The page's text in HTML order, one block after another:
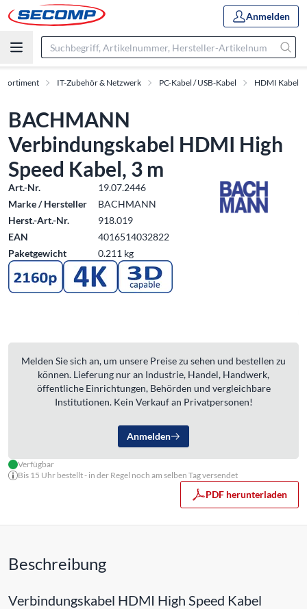
Anmelden
Sortiment IT-Zubehör & Netzwerk PC-Kabel / USB-Kabel HDMI Kabel
BACHMANN
Verbindungskabel HDMI High
Speed Kabel, 3 m
Art.-Nr.
19.07.2446
Marke / Hersteller
BACHMANN
Herst.-Art.-Nr.
918.019
EAN
4016514032822
Paketgewicht
0.211 kg
Melden Sie sich an, um unsere Preise zu sehen und bestellen zu
können. Lieferung nur an Industrie, Handel, Handwerk,
öffentliche Einrichtungen, Behörden und vergleichbare
Institutionen. Kein Verkauf an Privatpersonen!
Anmelden
Verfügbar
Bis 15 Uhr bestellt - in der Regel noch am selben Tag versendet
PDF herunterladen
Beschreibung
Verbindungskabel HDMI High Speed Kabel